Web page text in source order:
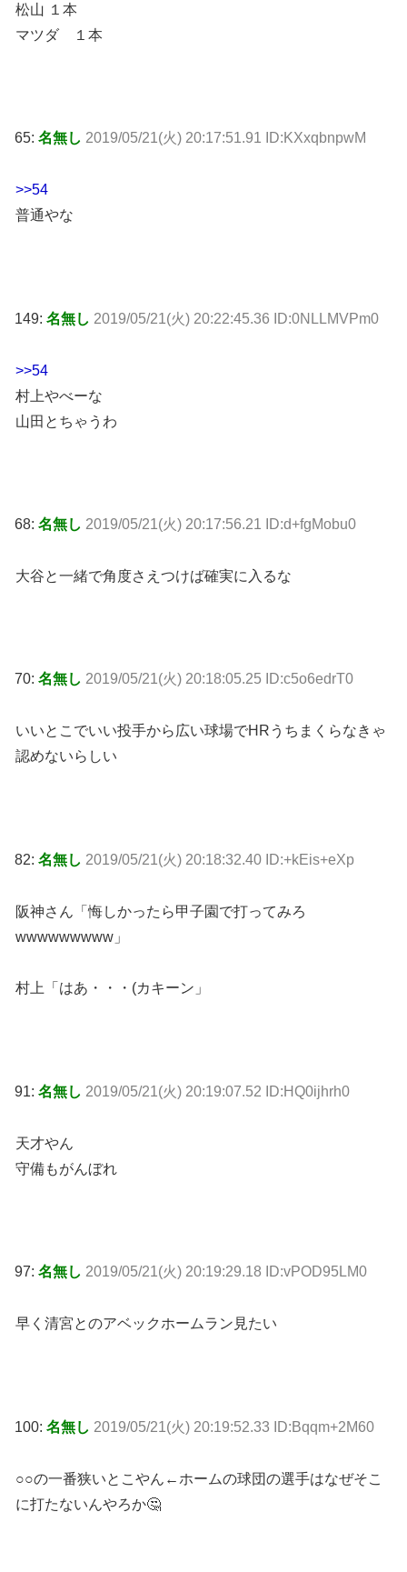
松山 １本
マツダ １本
65: 名無し 2019/05/21(火) 20:17:51.91 ID:KXxqbnpwM
>>54
普通やな
149: 名無し 2019/05/21(火) 20:22:45.36 ID:0NLLMVPm0
>>54
村上やべーな
山田とちゃうわ
68: 名無し 2019/05/21(火) 20:17:56.21 ID:d+fgMobu0
大谷と一緒で角度さえつけば確実に入るな
70: 名無し 2019/05/21(火) 20:18:05.25 ID:c5o6edrT0
いいとこでいい投手から広い球場でHRうちまくらなきゃ
認めないらしい
82: 名無し 2019/05/21(火) 20:18:32.40 ID:+kEis+eXp
阪神さん「悔しかったら甲子園で打ってみろ
wwwwwwwww」
村上「はあ・・・(カキーン」
91: 名無し 2019/05/21(火) 20:19:07.52 ID:HQ0ijhrh0
天才やん
守備もがんぼれ
97: 名無し 2019/05/21(火) 20:19:29.18 ID:vPOD95LM0
早く清宮とのアベックホームラン見たい
100: 名無し 2019/05/21(火) 20:19:52.33 ID:Bqqm+2M60
○○の一番狭いとこやん←ホームの球団の選手はなぜそこ
に打たないんやろか🤔